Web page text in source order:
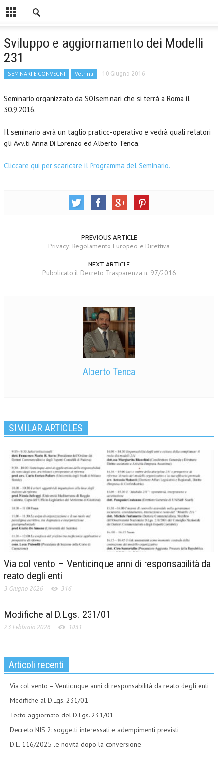
Sviluppo e aggiornamento dei Modelli
231
SEMINARI E CONVEGNI Vetrina 10 Giugno 2016
Seminario organizzato da SOIseminari che si terrà a Roma il
30.9.2016.
Il seminario avrà un taglio pratico-operativo e vedrà quali relatori
gli Avv.ti Anna Di Lorenzo ed Alberto Tenca.
Cliccare qui per scaricare il Programma del Seminario.
PREVIOUS ARTICLE
Privacy: Regolamento Europeo e Direttiva
NEXT ARTICLE
Pubblicato il Decreto Trasparenza n. 97/2016
Alberto Tenca
SIMILAR ARTICLES
Via col vento – Venticinque anni di responsabilità da
reato degli enti
3 Giugno 2026 316
Modifiche al D.Lgs. 231/01
23 Febbraio 2026 1031
Articoli recenti
Via col vento – Venticinque anni di responsabilità da reato degli enti
Modifiche al D.Lgs. 231/01
Testo aggiornato del D.Lgs. 231/01
Decreto NIS 2: soggetti interessati e adempimenti previsti
D.L. 116/2025 le novità dopo la conversione